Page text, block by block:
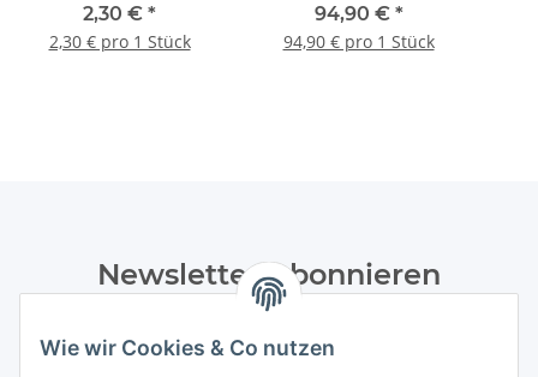
Wie wir Cookies & Co nutzen
2,30 € *
2,30 € pro 1 Stück
reihig
94,90 € *
94,90 € pro 1 Stück
Newsletter Abonnieren
Datenschutzerklärungregelmäßig und jederzeit widerruflich